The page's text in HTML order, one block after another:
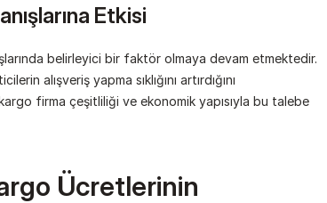
Etkisi
belirleyici bir faktör olmaya devam etmektedir.
alışveriş yapma sıklığını artırdığını
kargo firma çeşitliliği ve ekonomik yapısıyla bu talebe
Ücretlerinin